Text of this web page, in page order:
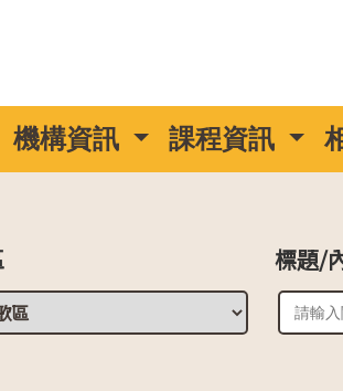
機構資訊 課程資訊
標題/